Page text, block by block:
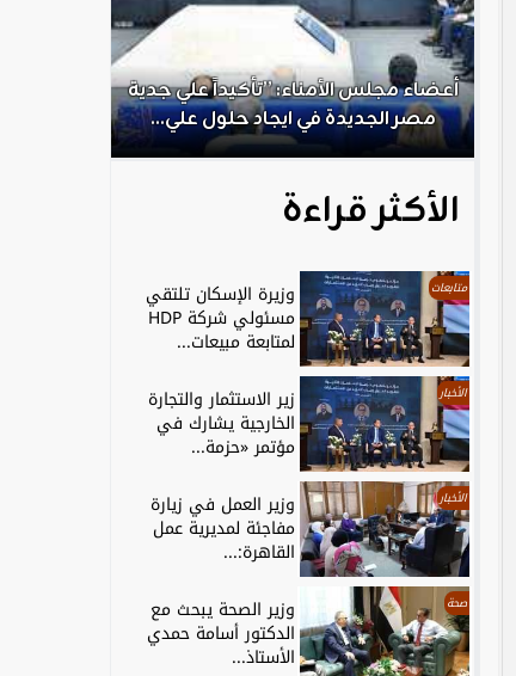
أعضاء مجلس الأمناء: ”تأكيداً علي جدية
مصر الجديدة في ايجاد حلول علي...
الأكثر قراءة
متابعات وزيرة الإسكان تلتقي
مسئولي شركة HDP
لمتابعة مبيعات...
الأخبار زير الاستثمار والتجارة
الخارجية يشارك في
مؤتمر «حزمة...
الأخبار وزير العمل في زيارة
مفاجئة لمديرية عمل
القاهرة:...
صحة وزير الصحة يبحث مع
الدكتور أسامة حمدي
الأستاذ...